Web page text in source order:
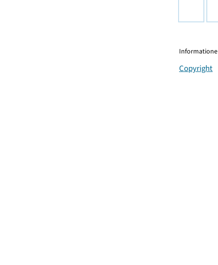
Copyright